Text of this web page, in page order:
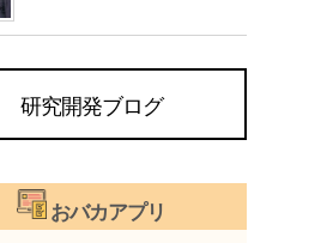
研究開発ブログ
おバカアプリ